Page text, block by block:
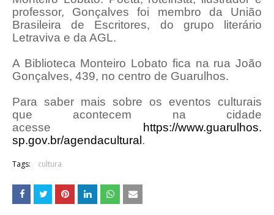
professor, Gonçalves foi membro da União
Brasileira de Escritores, do grupo literário
Letraviva e da AGL.
A Biblioteca Monteiro Lobato fica na rua João
Gonçalves, 439, no centro de Guarulhos.
Para saber mais sobre os eventos culturais
que acontecem na cidade
acesse
https://www.guarulhos.
sp.gov.br/agendacultural .
Tags: cultura